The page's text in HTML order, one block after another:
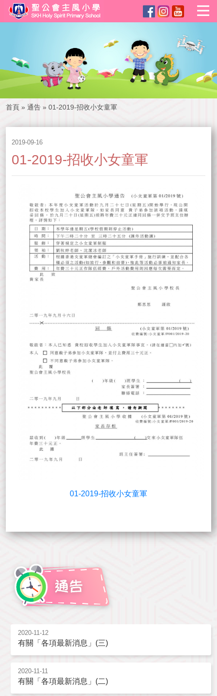
首頁 » 通告 » 01-2019-招收小女童軍
2019-09-16
01-2019-招收小女童軍
01-2019-招收小女童軍
2020-11-12
有關「各項最新消息」(三)
2020-11-11
有關「各項最新消息」(二)